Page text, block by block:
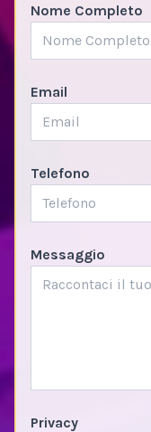
Nome Completo
Email
Telefono
Messaggio
Privacy